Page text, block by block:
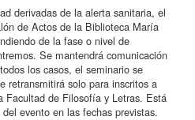
derivadas de la alerta sanitaria, el
de Actos de la Biblioteca María
de la fase o nivel de
Se mantendrá comunicación
los casos, el seminario se
retransmitirá solo para inscritos a
de Filosofía y Letras. Está
evento en las fechas previstas.